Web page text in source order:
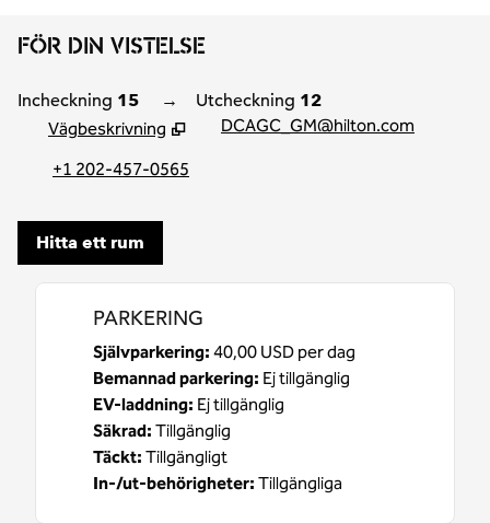
FÖR DIN VISTELSE
Incheckning 15 → Utcheckning 12
Vägbeskrivning
Öppnar ny flik
DCAGC_GM@hilton.com
+1 202-457-0565
Hitta ett rum
PARKERING
Självparkering: 40,00 USD per dag
Bemannad parkering: Ej tillgänglig
EV-laddning: Ej tillgänglig
Säkrad: Tillgänglig
Täckt: Tillgängligt
In-/ut-behörigheter: Tillgängliga